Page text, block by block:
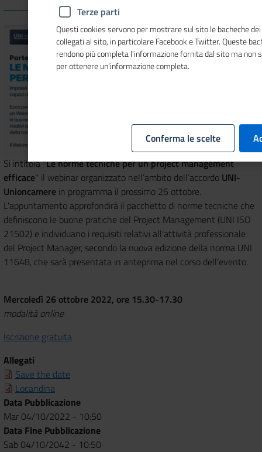
Si intitola "Le norme tecniche per un project management
efficace" il webinar organizzato nell’ambito dell’accordo UNI-
Unioncamere in programma il prossimo 26 ottobre.
L'appuntamento approfondirà il pacchetto di norme tecniche che
definiscono le buone pratiche del Project Management (UNI ISO
21502) e individuano i requisiti relativi all'attività professionale
del Project Manager, secondo la nuova edizione della norma UNI
11648, che sarà presentata in anteprima nel corso dell’evento.
Mercoledì 26 ottobre 2022, ore 15.30-17.30
modalità online
Iscrizione gratuita
Allegati
Save the date
Locandina
Data Pubblicazione
Mar 04/10/2022 - 10:50
Data Fine Pubblicazione
Sab 04/10/2042 - 10:50
Terze parti
Questi cookies servono per mostrare sul sito le bacheche
collegati al sito, in particolare Facebook e Twitter. Queste
rendono più completa l'informazione fornita dal sito ma non
per ottenere un'informazione completa.
Conferma le scelte